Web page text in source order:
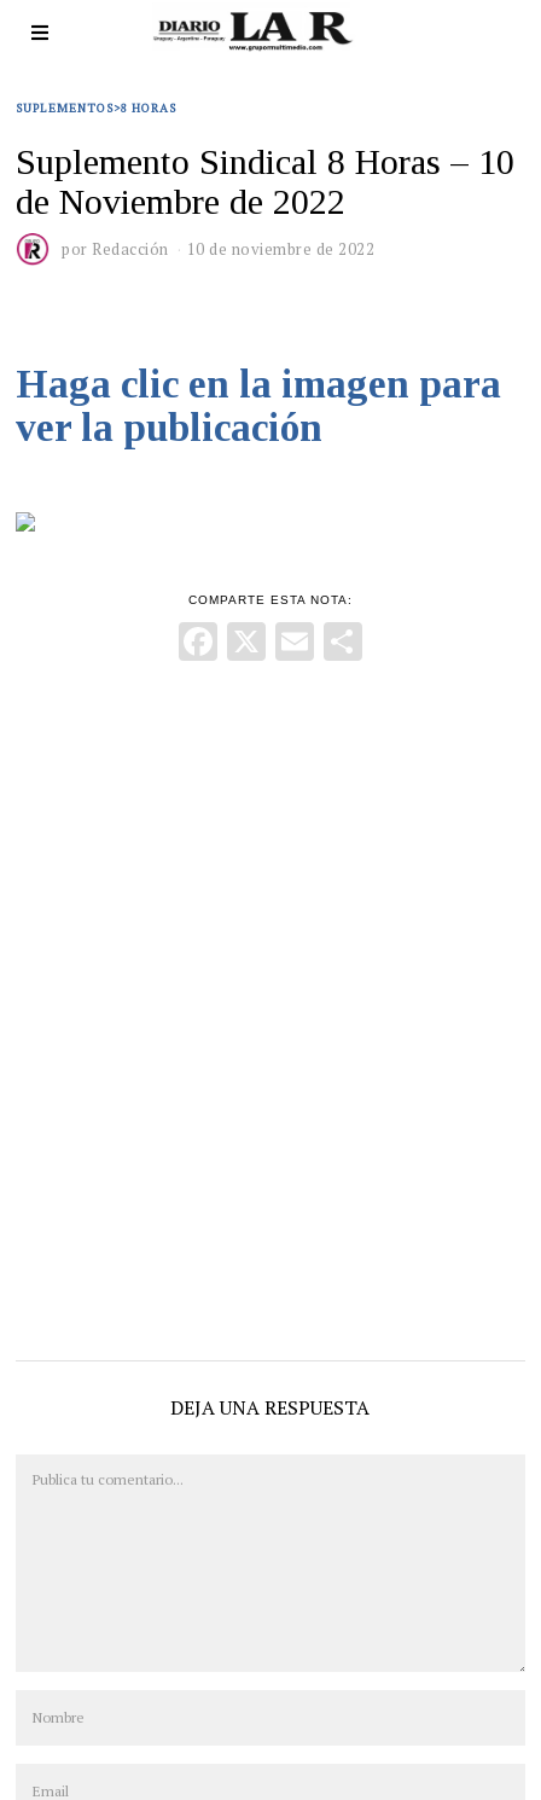
SUPLEMENTOS>8 HORAS
Suplemento Sindical 8 Horas – 10
de Noviembre de 2022
por Redacción 10 de noviembre de 2022
Haga clic en la imagen para
ver la publicación
COMPARTE ESTA NOTA:
Facebook
X Email
DEJA UNA RESPUESTA